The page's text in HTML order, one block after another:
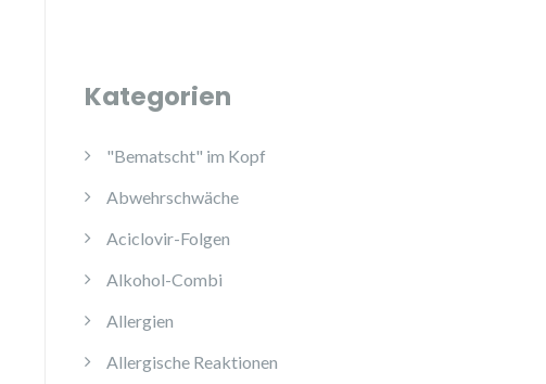
Kategorien
"Bematscht" im Kopf
Abwehrschwäche
Aciclovir-Folgen
Alkohol-Combi
Allergien
Allergische Reaktionen